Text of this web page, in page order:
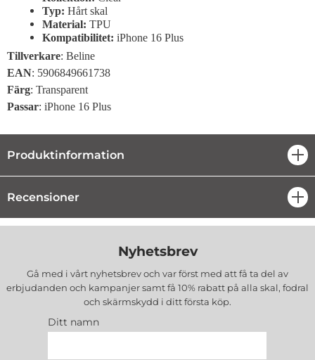
Typ: Hårt skal
Material: TPU
Kompatibilitet: iPhone 16 Plus
Tillverkare: Beline
EAN: 5906849661738
Färg: Transparent
Passar: iPhone 16 Plus
Produktinformation
Recensioner
Nyhetsbrev
Gå med i vårt nyhetsbrev och var först med att få ta del av
erbjudanden och kampanjer samt få 10% rabatt på alla skal, fodral
och skärmskydd i ditt första köp.
Ditt namn